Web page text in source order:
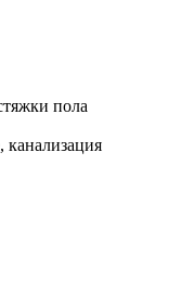
пола
канализация